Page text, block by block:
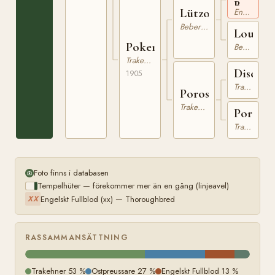
Pokerei
Trakehner
1905
Lützow
Beberbeck
Porosität
Trakehner
Butard
xxEngelskt Fullblod
Louisa
Beberbeck
Discant
Trakehner
Porona
Trakehner
Foto finns i databasen
Tempelhüter — förekommer mer än en gång (linjeavel)
XX Engelskt Fullblod (xx) — Thoroughbred
RASSAMMANSÄTTNING
Trakehner 53 % Ostpreussare 27 % Engelskt Fullblod 13 %